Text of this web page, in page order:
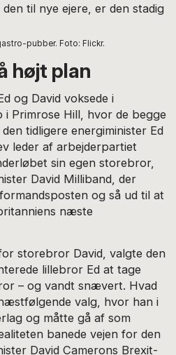
til nye ejere, er den stadig
pubber. Foto: Flickr.
højt plan
og David voksede i
i Primrose Hill, hvor de begge
tidligere energiminister Ed
leder af arbejderpartiet
sin egen storebror,
David Milliband, der
og så ud til at
næste
storebror David, valgte den
lillebror Ed at tage
– og vandt snævert. Hvad
valg, hvor han i
og måtte gå af som
banede vejen for den
David Camerons Brexit-